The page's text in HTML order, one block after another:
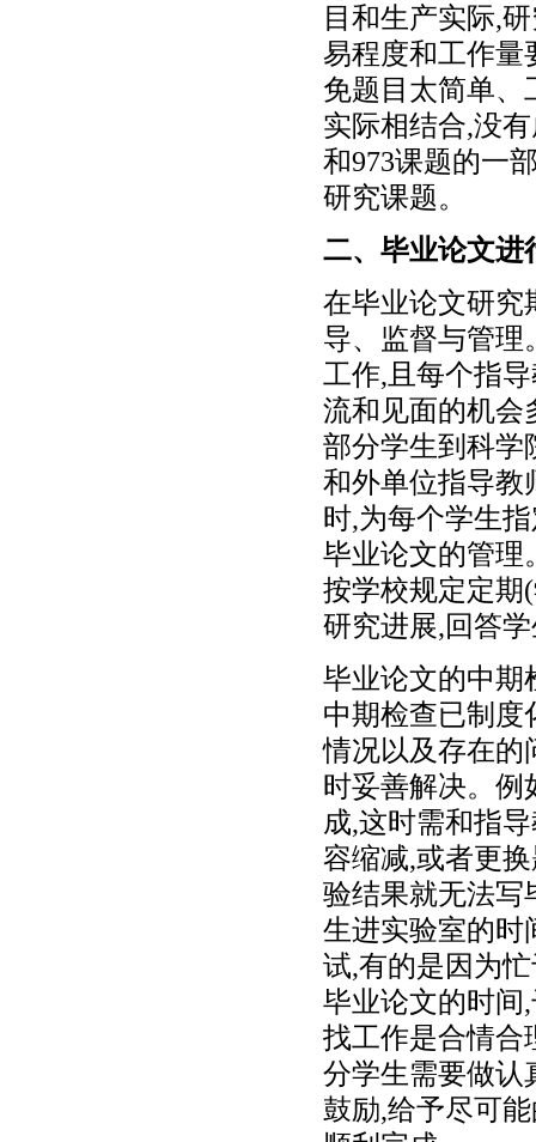
目和生产实际,
易程度和工作量
免题目太简单、
实际相结合,没
和973课题的一
研究课题。
二、毕业论文进
在毕业论文研究
导、监督与管理
工作,且每个指
流和见面的机会
部分学生到科学
和外单位指导教
时,为每个学生
毕业论文的管理
按学校规定定期
研究进展,回答
毕业论文的中期
中期检查已制度
情况以及存在的
时妥善解决。例
成,这时需和指
容缩减,或者更
验结果就无法写
生进实验室的时
试,有的是因为
毕业论文的时间
找工作是合情合
分学生需要做认
鼓励,给予尽可